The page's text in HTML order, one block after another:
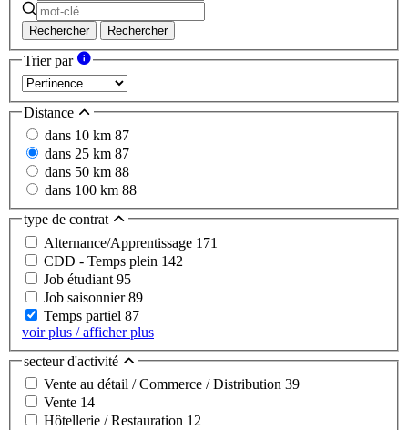
Rechercher Rechercher
Trier par
Distance
dans 10 km 87
dans 25 km 87
dans 50 km 88
dans 100 km 88
type de contrat
Alternance/Apprentissage 171
CDD - Temps plein 142
Job étudiant 95
Job saisonnier89
Temps partiel 87
voir plus / afficher plus
secteur d'activité
Vente au détail / Commerce / Distribution 39
Vente 14
Hôtellerie / Restauration 12